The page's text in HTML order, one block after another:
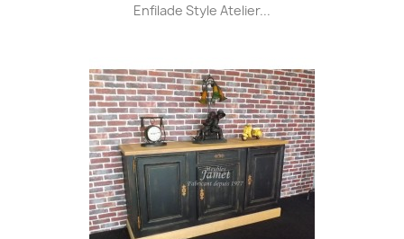
Enfilade Style Atelier...